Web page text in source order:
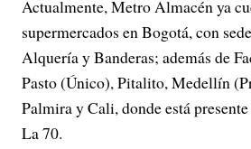
Actualmente, Metro Almacén ya
supermercados en Bogotá, con
Alquería y Banderas; además de
Pasto (Único), Pitalito, Medellín
Palmira y Cali, donde está
La 70.